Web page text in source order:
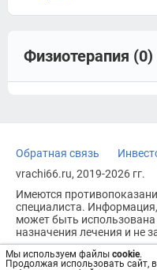
Мы используем файлы cookie.
Продолжая использовать сайт,
Физиотерапия (0)
Обратная связь
vrachi66.ru, 2019-2026 гг.
Имеются
специалиста.
может быть использована
назначения лечения и не
Возрастное ограничение: